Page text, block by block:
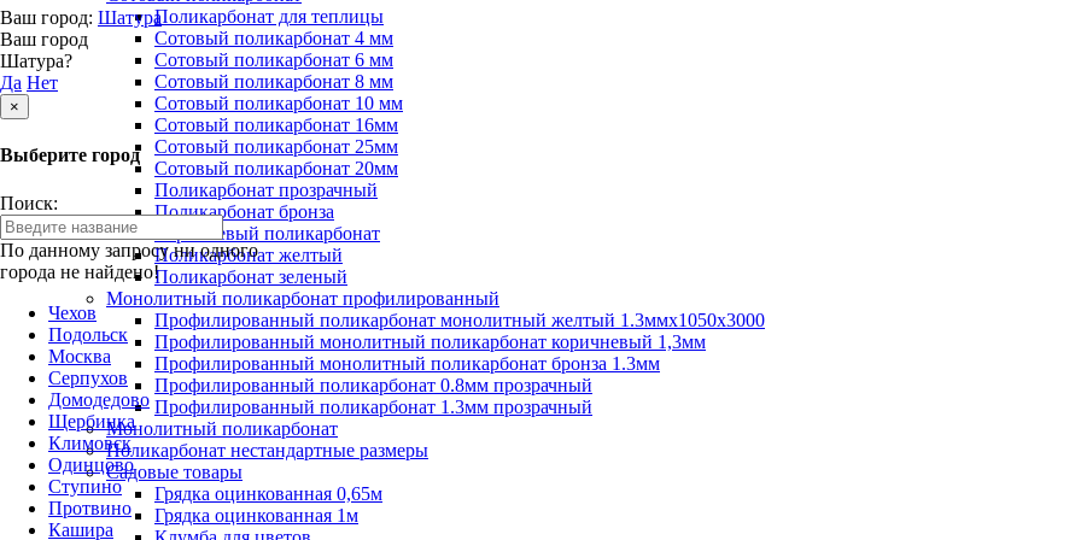
Ваш город: Шатура
Ваш город
Шатура?
Да Нет
×
Выберите город
Поиск:
По данному запросу ни одного
города не найдено!
Чехов
Подольск
Москва
Серпухов
Домодедово
Щербинка
Климовск
Одинцово
Ступино
Протвино
Кашира
Поликарбонат для теплицы
Сотовый поликарбонат 4 мм
Сотовый поликарбонат 6 мм
Сотовый поликарбонат 8 мм
Сотовый поликарбонат 10 мм
Сотовый поликарбонат 16мм
Сотовый поликарбонат 25мм
Сотовый поликарбонат 20мм
Поликарбонат прозрачный
Поликарбонат бронза
Коричневый поликарбонат
Поликарбонат желтый
Поликарбонат зеленый
Монолитный поликарбонат профилированный
Профилированный поликарбонат монолитный желтый 1.3ммх1050х3000
Профилированный монолитный поликарбонат коричневый 1,3мм
Профилированный монолитный поликарбонат бронза 1.3мм
Профилированный поликарбонат 0.8мм прозрачный
Профилированный поликарбонат 1.3мм прозрачный
Монолитный поликарбонат
Поликарбонат нестандартные размеры
Садовые товары
Грядка оцинкованная 0,65м
Грядка оцинкованная 1м